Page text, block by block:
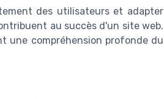
des utilisateurs et adapter
au succès d'un site web.
une compréhension profonde du